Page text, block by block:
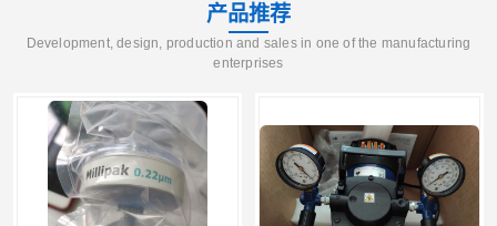
产品推荐
Development, design, production and sales in one of the manufacturing
enterprises